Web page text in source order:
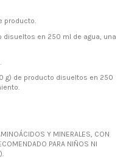
producto.
disueltos en 250 ml de agua, una
g) de producto disueltos en 250
Y MINERALES, CON
PARA NIÑOS NI